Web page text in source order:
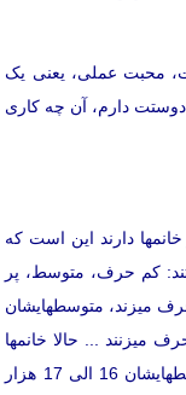
محبت عملی، یعنی یک
دارم، آن چه کاری
دارند این است که
کم حرف، متوسط، پر
روز 6 هزار کلمه حرف می­زند، متوسط­هایشان
12 هزار کلمه حرف می­زنند ... حالا خانم­ها
کم حرفهایشان 14 هزار کلمه حرف می­زنند، متوسط­هایشان 16 الی 17 هزار